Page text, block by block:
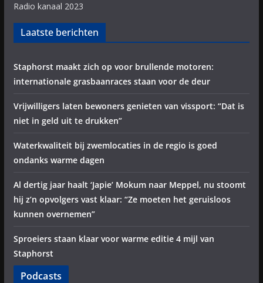
Radio kanaal 2023
Laatste berichten
Staphorst maakt zich op voor brullende motoren:
internationale grasbaanraces staan voor de deur
Vrijwilligers laten bewoners genieten van vissport: “Dat is
niet in geld uit te drukken”
Waterkwaliteit bij zwemlocaties in de regio is goed
ondanks warme dagen
Al dertig jaar haalt ‘Japie’ Mokum naar Meppel, nu stoomt
hij z’n opvolgers vast klaar: “Ze moeten het geruisloos
kunnen overnemen”
Sproeiers staan klaar voor warme editie 4 mijl van
Staphorst
Podcasts